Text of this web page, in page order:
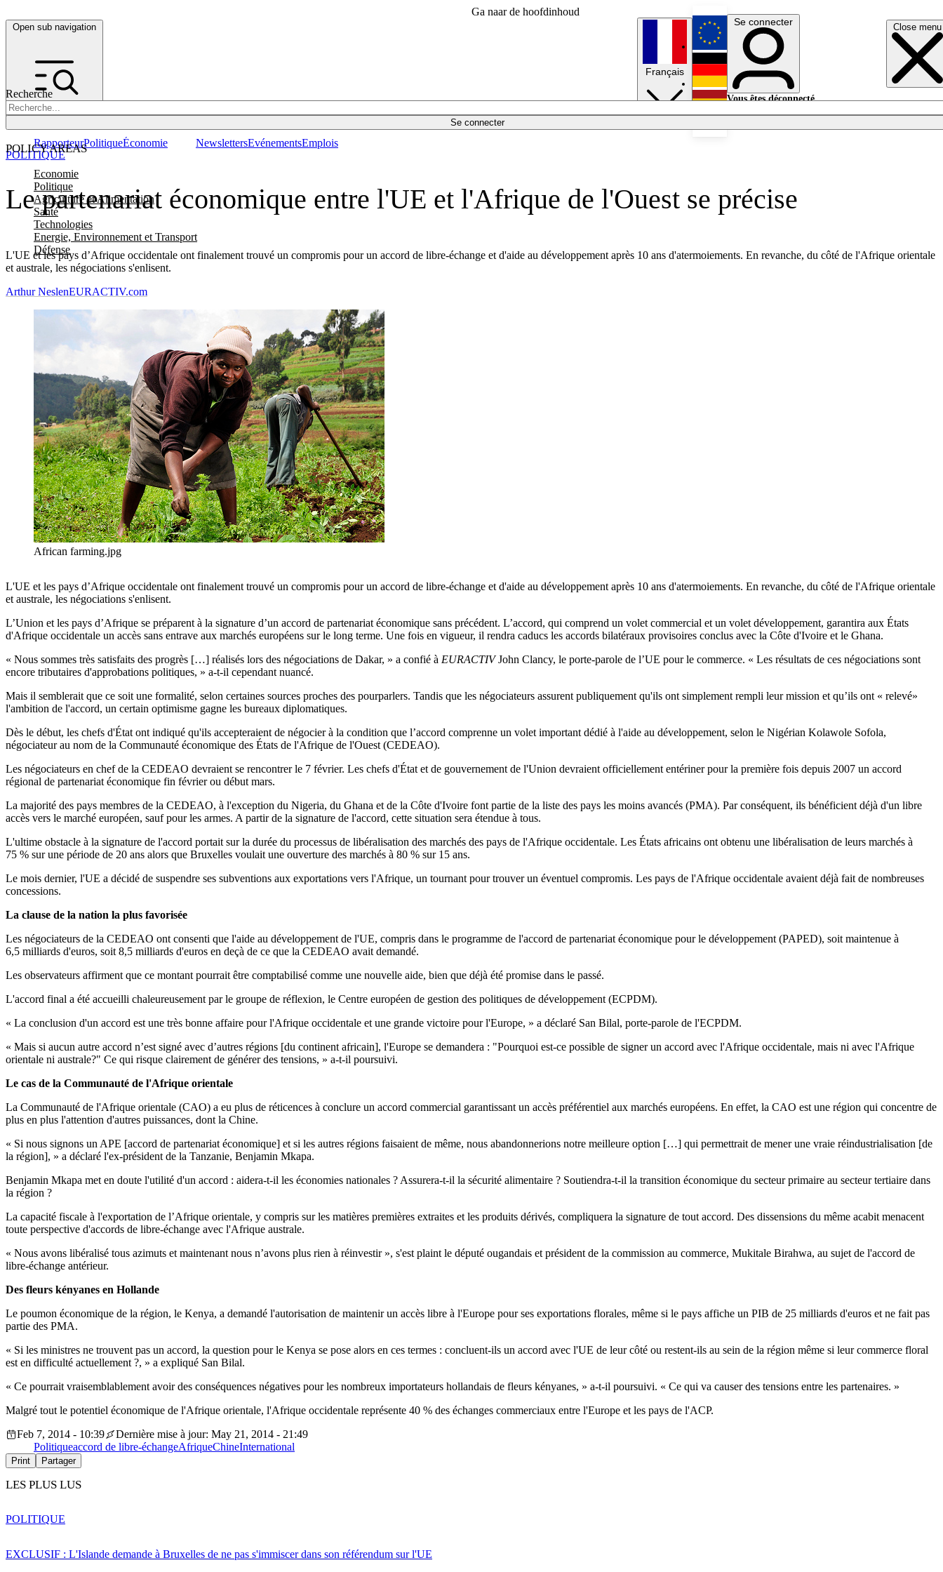
Ga naar de hoofdinhoud
Open sub navigation Close menu
Recherche
Se connecter
POLICY AREAS
Economie
Politique
Agriculture et Alimentation
Santé
Technologies
Energie, Environnement et Transport
Défense
RapporteurPolitiqueÉconomie NewslettersEvénementsEmplois
Français
English
Deutsch
Se connecter
Vous êtes déconnecté.
Le partenariat économique entre l'UE et l'Afrique de l'Ouest se précise
L'UE et les pays d’Afrique occidentale ont finalement trouvé un compromis pour un accord de libre-échange et d'aide au développement après 10 ans d'atermoiements. En revanche, du côté de l'Afrique orientale
et australe, les négociations s'enlisent.
POLITIQUE
Arthur NeslenEURACTIV.com
African farming.jpg
L'UE et les pays d’Afrique occidentale ont finalement trouvé un compromis pour un accord de libre-échange et d'aide au développement après 10 ans d'atermoiements. En revanche, du côté de l'Afrique orientale
et australe, les négociations s'enlisent.
L’Union et les pays d’Afrique se préparent à la signature d’un accord de partenariat économique sans précédent. L’accord, qui comprend un volet commercial et un volet développement, garantira aux États
d'Afrique occidentale un accès sans entrave aux marchés européens sur le long terme. Une fois en vigueur, il rendra caducs les accords bilatéraux provisoires conclus avec la Côte d'Ivoire et le Ghana.
« Nous sommes très satisfaits des progrès […] réalisés lors des négociations de Dakar, » a confié à EURACTIVJohn Clancy, le porte-parole de l’UE pour le commerce. « Les résultats de ces négociations sont
encore tributaires d'approbations politiques, » a-t-il cependant nuancé.
Mais il semblerait que ce soit une formalité, selon certaines sources proches des pourparlers. Tandis que les négociateurs assurent publiquement qu'ils ont simplement rempli leur mission et qu’ils ont « relevé»
l'ambition de l'accord, un certain optimisme gagne les bureaux diplomatiques.
Dès le début, les chefs d'État ont indiqué qu'ils accepteraient de négocier à la condition que l’accord comprenne un volet important dédié à l'aide au développement, selon le Nigérian Kolawole Sofola,
négociateur au nom de la Communauté économique des États de l'Afrique de l'Ouest (CEDEAO).
Les négociateurs en chef de la CEDEAO devraient se rencontrer le 7 février. Les chefs d'État et de gouvernement de l'Union devraient officiellement entériner pour la première fois depuis 2007 un accord
régional de partenariat économique fin février ou début mars.
La majorité des pays membres de la CEDEAO, à l'exception du Nigeria, du Ghana et de la Côte d'Ivoire font partie de la liste des pays les moins avancés (PMA). Par conséquent, ils bénéficient déjà d'un libre
accès vers le marché européen, sauf pour les armes. A partir de la signature de l'accord, cette situation sera étendue à tous.
L'ultime obstacle à la signature de l'accord portait sur la durée du processus de libéralisation des marchés des pays de l'Afrique occidentale. Les États africains ont obtenu une libéralisation de leurs marchés à
75 % sur une période de 20 ans alors que Bruxelles voulait une ouverture des marchés à 80 % sur 15 ans.
Le mois dernier, l'UE a décidé de suspendre ses subventions aux exportations vers l'Afrique, un tournant pour trouver un éventuel compromis. Les pays de l'Afrique occidentale avaient déjà fait de nombreuses
concessions.
La clause de la nation la plus favorisée
Les négociateurs de la CEDEAO ont consenti que l'aide au développement de l'UE, compris dans le programme de l'accord de partenariat économique pour le développement (PAPED), soit maintenue à
6,5 milliards d'euros, soit 8,5 milliards d'euros en deçà de ce que la CEDEAO avait demandé.
Les observateurs affirment que ce montant pourrait être comptabilisé comme une nouvelle aide, bien que déjà été promise dans le passé.
L'accord final a été accueilli chaleureusement par le groupe de réflexion, le Centre européen de gestion des politiques de développement (ECPDM).
« La conclusion d'un accord est une très bonne affaire pour l'Afrique occidentale et une grande victoire pour l'Europe, » a déclaré San Bilal, porte-parole de l'ECPDM.
« Mais si aucun autre accord n’est signé avec d’autres régions [du continent africain], l'Europe se demandera : "Pourquoi est-ce possible de signer un accord avec l'Afrique occidentale, mais ni avec l'Afrique
orientale ni australe?" Ce qui risque clairement de générer des tensions, » a-t-il poursuivi.
Le cas de la Communauté de l'Afrique orientale
La Communauté de l'Afrique orientale (CAO) a eu plus de réticences à conclure un accord commercial garantissant un accès préférentiel aux marchés européens. En effet, la CAO est une région qui concentre de
plus en plus l'attention d'autres puissances, dont la Chine.
« Si nous signons un APE [accord de partenariat économique] et si les autres régions faisaient de même, nous abandonnerions notre meilleure option […] qui permettrait de mener une vraie réindustrialisation [de
la région], » a déclaré l'ex-président de la Tanzanie, Benjamin Mkapa.
Benjamin Mkapa met en doute l'utilité d'un accord : aidera-t-il les économies nationales ? Assurera-t-il la sécurité alimentaire ? Soutiendra-t-il la transition économique du secteur primaire au secteur tertiaire dans
la région ?
La capacité fiscale à l'exportation de l’Afrique orientale, y compris sur les matières premières extraites et les produits dérivés, compliquera la signature de tout accord. Des dissensions du même acabit menacent
toute perspective d'accords de libre-échange avec l'Afrique australe.
« Nous avons libéralisé tous azimuts et maintenant nous n’avons plus rien à réinvestir », s'est plaint le député ougandais et président de la commission au commerce, Mukitale Birahwa, au sujet de l'accord de
libre-échange antérieur.
Des fleurs kényanes en Hollande
Le poumon économique de la région, le Kenya, a demandé l'autorisation de maintenir un accès libre à l'Europe pour ses exportations florales, même si le pays affiche un PIB de 25 milliards d'euros et ne fait pas
partie des PMA.
« Si les ministres ne trouvent pas un accord, la question pour le Kenya se pose alors en ces termes : concluent-ils un accord avec l'UE de leur côté ou restent-ils au sein de la région même si leur commerce floral
est en difficulté actuellement ?, » a expliqué San Bilal.
« Ce pourrait vraisemblablement avoir des conséquences négatives pour les nombreux importateurs hollandais de fleurs kényanes, » a-t-il poursuivi. « Ce qui va causer des tensions entre les partenaires. »
Malgré tout le potentiel économique de l'Afrique orientale, l'Afrique occidentale représente 40 % des échanges commerciaux entre l'Europe et les pays de l'ACP.
Feb 7, 2014 - 10:39
Dernière mise à jour: May 21, 2014 - 21:49
Politiqueaccord de libre-échangeAfriqueChineInternational
Print Partager
LES PLUS LUS
EXCLUSIF : L'Islande demande à Bruxelles de ne pas s'immiscer dans son référendum sur l'UE
POLITIQUE